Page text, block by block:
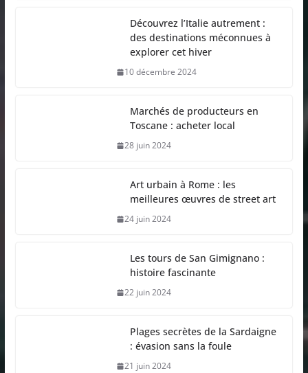
Découvrez l’Italie autrement :
des destinations méconnues à
explorer cet hiver
10 décembre 2024
Marchés de producteurs en
Toscane : acheter local
28 juin 2024
Art urbain à Rome : les
meilleures œuvres de street art
24 juin 2024
Les tours de San Gimignano :
histoire fascinante
22 juin 2024
Plages secrètes de la Sardaigne
: évasion sans la foule
21 juin 2024